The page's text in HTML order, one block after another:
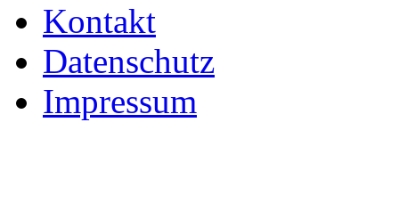
Kontakt
Datenschutz
Impressum